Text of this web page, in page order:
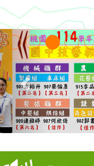
【甄
學年
【甄